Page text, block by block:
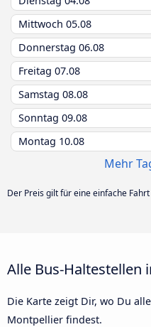
Mittwoch 05.08
Donnerstag 06.08
Freitag 07.08
Samstag 08.08
Sonntag 09.08
Montag 10.08
Mehr
Der Preis gilt für eine einfache
Alle Bus-Haltestellen
Die Karte zeigt Dir, wo Du
Montpellier findest.